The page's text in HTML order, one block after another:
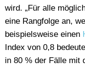
wird. „Für alle
eine Rangfolge an,
beispielsweise einen
Index von 0,8
in 80 % der Fälle mit